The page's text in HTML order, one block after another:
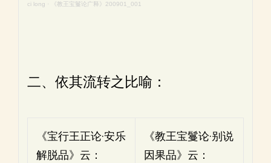
ci long · 《教王宝鬘论广释》200901_001
二、依其流转之比喻：
《宝行王正论·安乐
解脱品》云：
《教王宝鬘论·别说
因果品》云：